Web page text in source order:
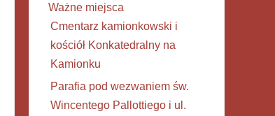
Ważne miejsca
Cmentarz kamionkowski i
kościół Konkatedralny na
Kamionku
Parafia pod wezwaniem św.
Wincentego Pallottiego i ul.